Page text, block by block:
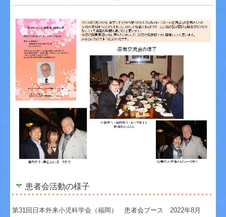
患者会活動の様子
第31回日本外来小児科学会（福岡） 患者会ブース 2022年8月